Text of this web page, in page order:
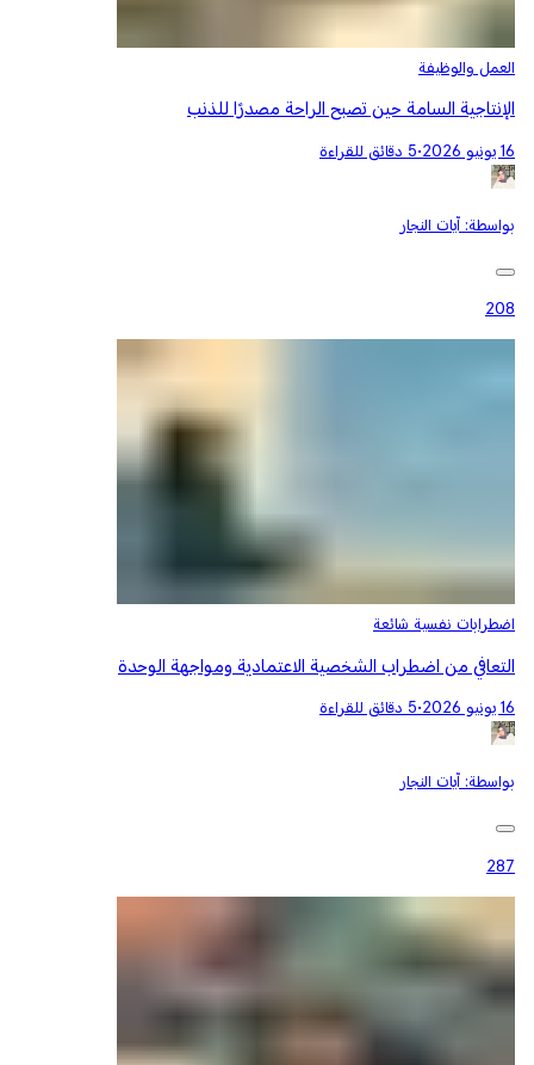
العمل والوظيفة
الإنتاجية السامة حين تصبح الراحة مصدرًا للذنب
16 يونيو 2026 •5 دقائق للقراءة
بواسطة: آيات النجار
208
اضطرابات نفسية شائعة
التعافي من اضطراب الشخصية الاعتمادية ومواجهة الوحدة
16 يونيو 2026 •5 دقائق للقراءة
بواسطة: آيات النجار
287